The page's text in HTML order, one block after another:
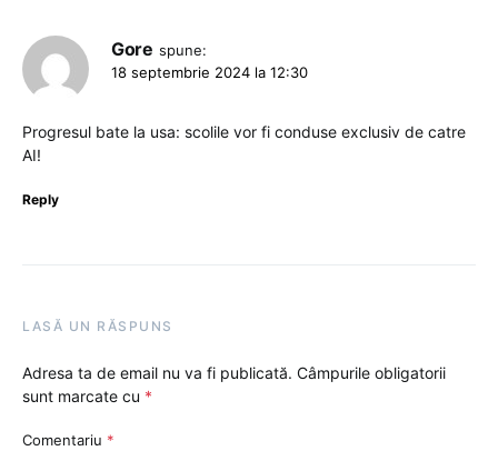
Gore spune:
18 septembrie 2024 la 12:30
Progresul bate la usa: scolile vor fi conduse exclusiv de catre
AI!
Reply
LASĂ UN RĂSPUNS
Adresa ta de email nu va fi publicată. Câmpurile obligatorii
sunt marcate cu *
Comentariu *